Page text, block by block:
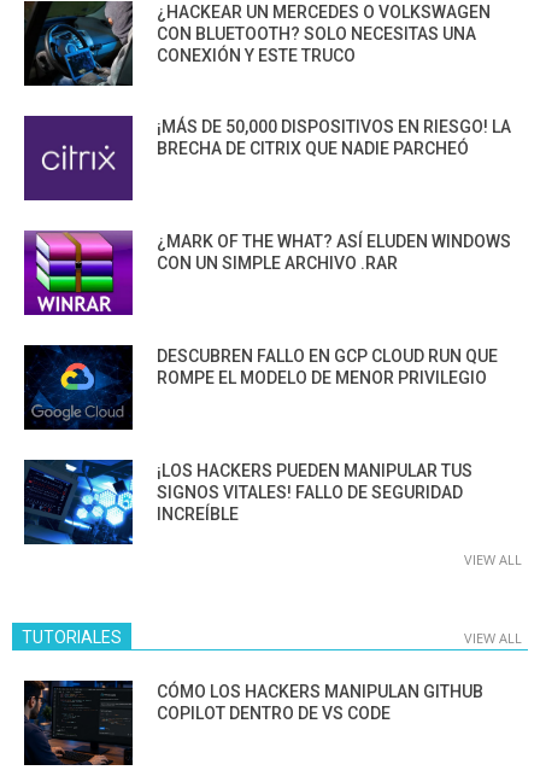
¿HACKEAR UN MERCEDES O VOLKSWAGEN
CON BLUETOOTH? SOLO NECESITAS UNA
CONEXIÓN Y ESTE TRUCO
¡MÁS DE 50,000 DISPOSITIVOS EN RIESGO! LA
BRECHA DE CITRIX QUE NADIE PARCHEÓ
¿MARK OF THE WHAT? ASÍ ELUDEN WINDOWS
CON UN SIMPLE ARCHIVO .RAR
DESCUBREN FALLO EN GCP CLOUD RUN QUE
ROMPE EL MODELO DE MENOR PRIVILEGIO
¡LOS HACKERS PUEDEN MANIPULAR TUS
SIGNOS VITALES! FALLO DE SEGURIDAD
INCREÍBLE
VIEW ALL
TUTORIALES VIEW ALL
CÓMO LOS HACKERS MANIPULAN GITHUB
COPILOT DENTRO DE VS CODE